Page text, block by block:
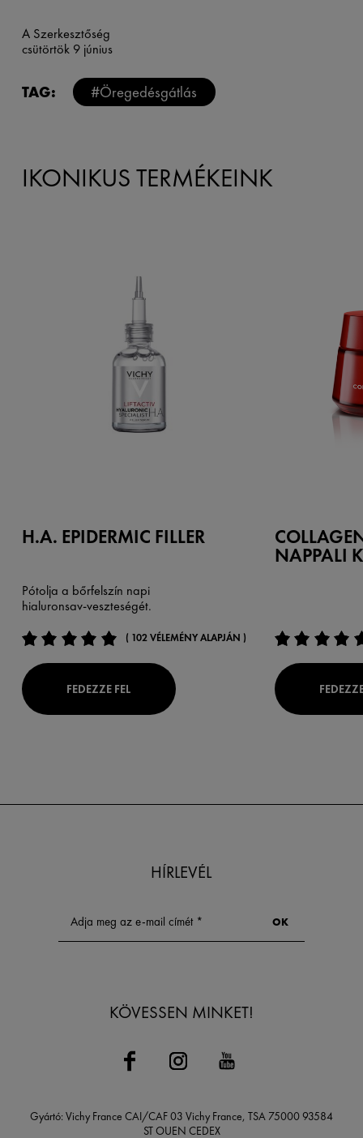
A Szerkesztőség
csütörtök 9 június
TAG: #Öregedésgátlás
IKONIKUS TERMÉKEINK
H.A. EPIDERMIC FILLER
Pótolja a bőrfelszín napi
hialuronsav-veszteségét.
( 102 VÉLEMÉNY ALAPJÁN )
FEDEZZE FEL
NAPPALI
HÍRLEVÉL
KÖVESSEN MINKET!
Gyártó: Vichy France CAI/CAF 03 Vichy France, TSA 75000 93584
ST OUEN CEDEX